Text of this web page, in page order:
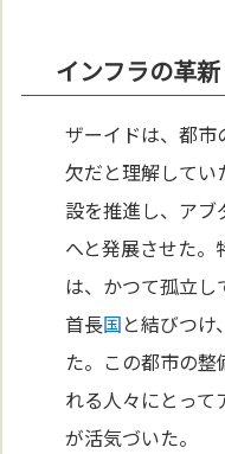
インフラの革新
ザーイドは、都市
欠だと理解して
設を推進し、アブ
へと発展させた。
は、かつて孤立
首長国と結びつ
た。この都市の
れる人々にとって
が活気づいた。